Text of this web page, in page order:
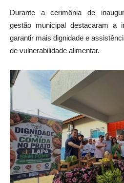
Durante a cerimônia de
gestão municipal destacaram a
garantir mais dignidade e
de vulnerabilidade alimentar.